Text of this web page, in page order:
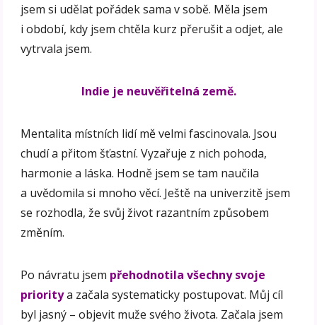
jsem si udělat pořádek sama v sobě. Měla jsem
i období, kdy jsem chtěla kurz přerušit a odjet, ale
vytrvala jsem.
Indie je neuvěřitelná země.
Mentalita místních lidí mě velmi fascinovala. Jsou
chudí a přitom šťastní. Vyzařuje z nich pohoda,
harmonie a láska. Hodně jsem se tam naučila
a uvědomila si mnoho věcí. Ještě na univerzitě jsem
se rozhodla, že svůj život razantním způsobem
změním.
Po návratu jsem přehodnotila všechny svoje
prioritya začala systematicky postupovat. Můj cíl
byl jasný – objevit muže svého života. Začala jsem